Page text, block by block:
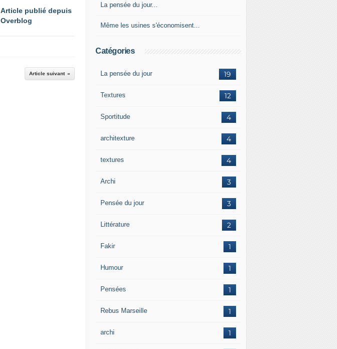
Article publié depuis
Overblog
Article suivant
La pensée du jour...
Même les usines s'économisent...
Catégories
19
La pensée du jour
12
Textures
4
Sportitude
4
architexture
4
textures
3
Archi
3
Pensée du jour
2
Littérature
1
Fakir
1
Humour
1
Pensées
1
Rebus Marseille
1
archi